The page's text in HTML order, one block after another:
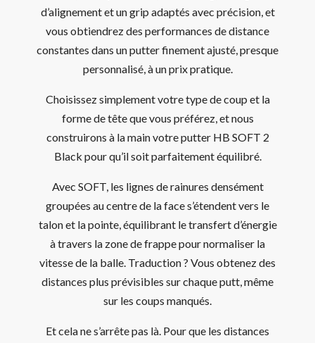
d’alignement et un grip adaptés avec précision, et
vous obtiendrez des performances de distance
constantes dans un putter finement ajusté, presque
personnalisé, à un prix pratique.
Choisissez simplement votre type de coup et la
forme de tête que vous préférez, et nous
construirons à la main votre putter HB SOFT 2
Black pour qu’il soit parfaitement équilibré.
Avec SOFT, les lignes de rainures densément
groupées au centre de la face s’étendent vers le
talon et la pointe, équilibrant le transfert d’énergie
à travers la zone de frappe pour normaliser la
vitesse de la balle. Traduction ? Vous obtenez des
distances plus prévisibles sur chaque putt, même
sur les coups manqués.
Et cela ne s’arrête pas là. Pour que les distances